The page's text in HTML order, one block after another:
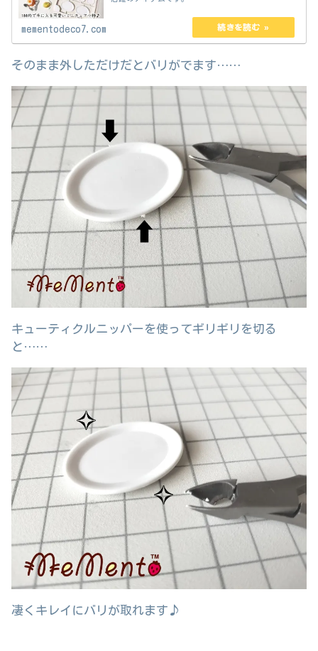
mementodeco7.com
そのまま外しただけだとバリがでます……
キューティクルニッパーを使ってギリギリを切る
と……
凄くキレイにバリが取れます♪